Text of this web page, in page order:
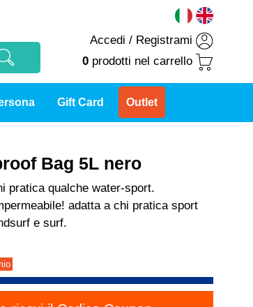
Accedi / Registrami
0 prodotti nel carrello
Gift Card Outlet
Bag 5L nero
pratica qualche water-sport.
adatta a chi pratica sport
e surf.